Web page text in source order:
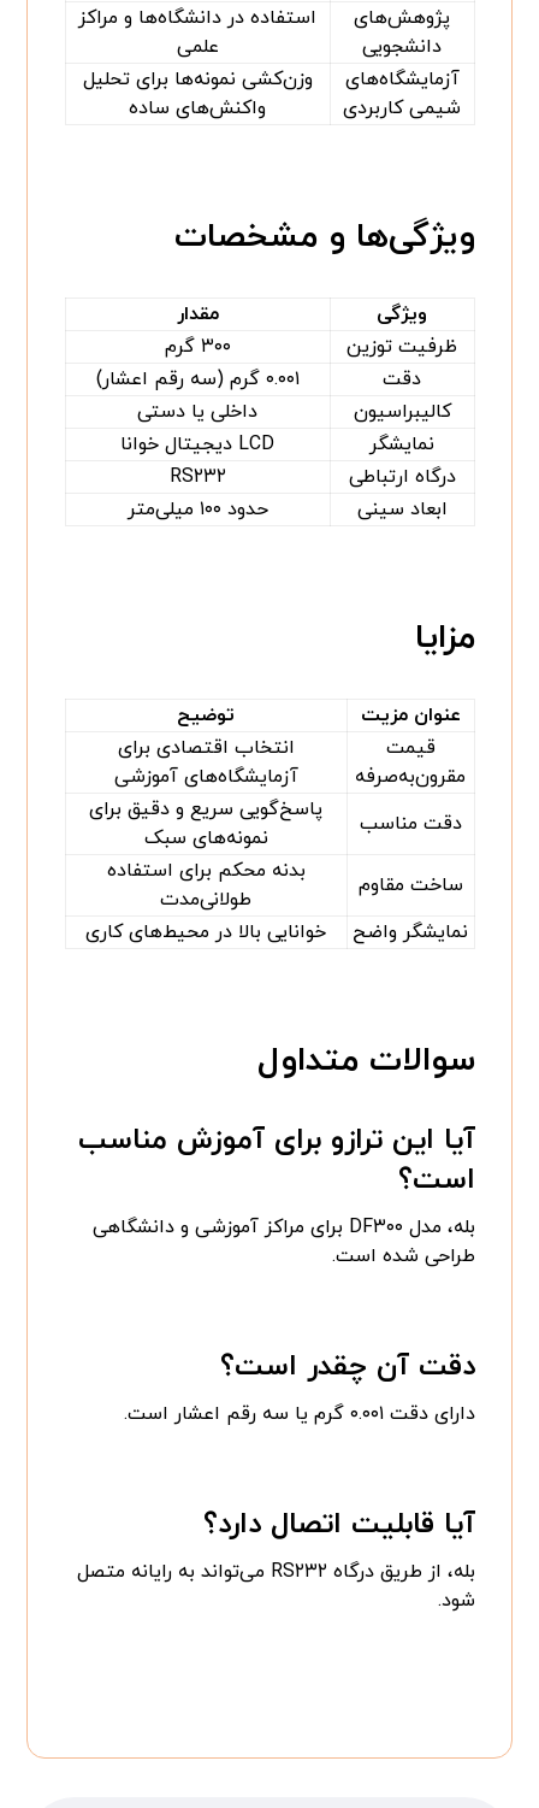
پژوهش‌های
دانشجویی
استفاده در دانشگاه‌ها و مراکز
علمی
آزمایشگاه‌های
شیمی کاربردی
وزن‌کشی نمونه‌ها برای تحلیل
واکنش‌های ساده
ویژگی‌ها و مشخصات
ویژگی
مقدار
ظرفیت توزین
۳۰۰ گرم
دقت
۰.۰۰۱ گرم (سه رقم اعشار)
کالیبراسیون
داخلی یا دستی
نمایشگر
LCD دیجیتال خوانا
درگاه ارتباطی
RS۲۳۲
ابعاد سینی
حدود ۱۰۰ میلی‌متر
مزایا
عنوان مزیت
توضیح
قیمت
مقرون‌به‌صرفه
انتخاب اقتصادی برای
آزمایشگاه‌های آموزشی
دقت مناسب
پاسخ‌گویی سریع و دقیق برای
نمونه‌های سبک
ساخت مقاوم
بدنه محکم برای استفاده
طولانی‌مدت
نمایشگر واضح
خوانایی بالا در محیط‌های کاری
سوالات متداول
آیا این ترازو برای آموزش مناسب
است؟
بله، مدل DF۳۰۰ برای مراکز آموزشی و دانشگاهی
طراحی شده است.
دقت آن چقدر است؟
دارای دقت ۰.۰۰۱ گرم یا سه رقم اعشار است.
آیا قابلیت اتصال دارد؟
بله، از طریق درگاه RS۲۳۲ می‌تواند به رایانه متصل
شود.